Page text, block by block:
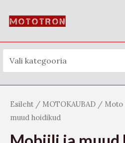
t
s
Esileht / MOTOKAUBAD / Moto
muud hoidikud